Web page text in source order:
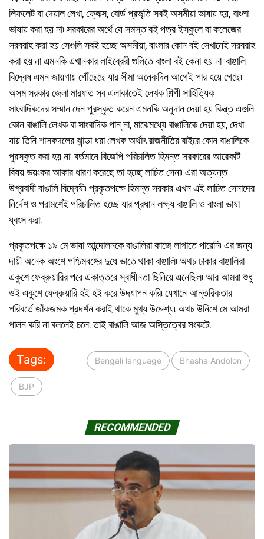
লিফলেট বা দেয়াল লেখা, ফ্লেক্স, বোর্ড প্রভৃতি সবই অসমীয়া ভাষায় হয়, বাংলা
ভাষায় করা হয় না৷ সরকারের অর্থে যে সমস্ত বই পত্র ইস্কুলে বা কলেজের
সরবরাহ করা হয় সেগুলি সবই হচ্ছে অসমীয়া, বাংলার কোন বই সেখানেই সরবরাহ
করা হয় না এমনকি এখানকার লাইব্রেরী গুলিতে বাংলা বই কেনা হয় না ৷বাঙালি
বিদ্বেষ এমন জায়গায় পৌঁছেছে যার সীমা অনেকদিন আগেই পার হয়ে গেছে৷
অসম সরকার জেলা মারফত সব এলাকাতেই লেখক শিল্পী সাহিত্যিক
সাংবাদিকদের সম্মান দেন পুরস্কৃত করেন এমনকি অনুদান দেয়া হয় কিন্ত্ত এগুলি
কোন বাঙালি লেখক বা সাংবাদিক পান্ না, মাঝেমধ্যে বাঙালিকে দেয়া হয়, দেখা
যায় তিনি শাসকদলের ঝান্ডা ধরা লেখক অর্থাৎ রাজনীতির বাইরে কোন বাঙালিকে
পুরস্কৃত করা হয় না৷ বর্তমানে বিজেপি পরিচালিত হিমন্ত সরকারের আরেকটি
বিষয় ভয়ংকর আকার ধারণ করেছে তা হচ্ছে লাচিত সেনা৷ এরা অত্যন্ত
উগ্রবাদী বাঙালি বিদ্বেষী৷ প্রকৃতপক্ষে হিমন্ত সরকার এখন এই লাচিত সেনাদের
নির্দেশ ও পরামর্শেই পরিচালিত হচ্ছে যার প্রধান লক্ষ্য বাঙালি ও বাংলা ভাষা
ধ্বংস করা৷
প্রকৃতপক্ষে ১৯ মে ভাষা আন্দোলনকে বাঙালিরা কাজে লাগাতে পারেনি৷ এর জন্য
দায়ী অনেক অংশে পশ্চিমবঙ্গের দুধে ভাতে থাকা বাঙালি৷ অথচ ঢাকার বাঙালিরা
একুশে ফেব্রুয়ারির পরে একাত্তরে স্বাধীনতা ছিনিয়ে এনেছিল৷ আর আমরা শুধু
ওই একুশে ফেব্রুয়ারি হই হই করে উদযাপন করি৷ যেখানে আন্তরিকতার
পরিবর্তে জাঁকজমক প্রদর্শন করাই থাকে মুখ্য উদ্দেশ্য৷ অথচ উনিশে মে আমরা
পালন করি না বললেই চলে৷ তাই বাঙালি আজ অস্তিত্বের সংকটে৷
Tags: Bengali language Bhasha Andolon
BJP
RECOMMENDED